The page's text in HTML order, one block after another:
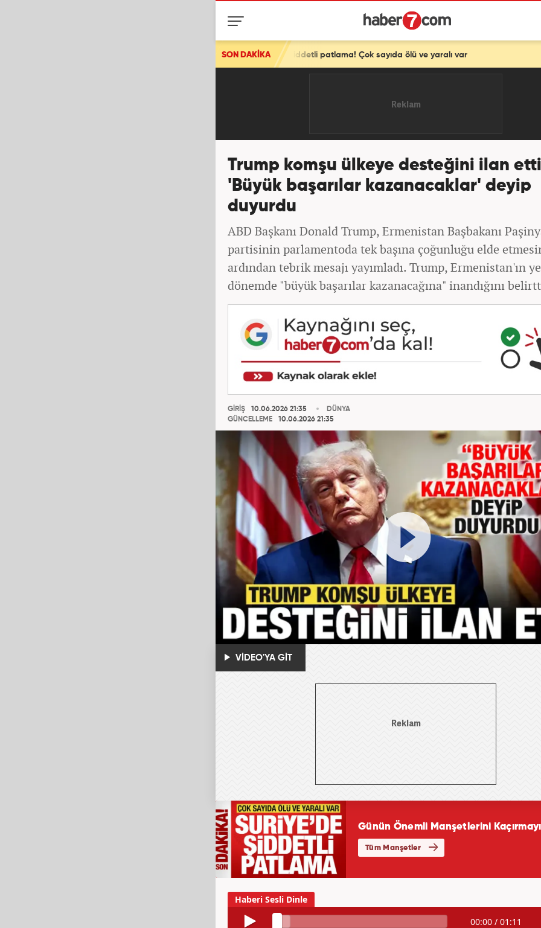
SON DAKİKA
Son dakika duyurdular! Suriye'de şiddetli patlama! Çok sayıda ölü ve yaralı var
Trump komşu ülkeye desteğini ilan
'Büyük başarılar kazanacaklar' deyip
duyurdu
ABD Başkanı Donald Trump, Ermenistan Başbakanı
partisinin parlamentoda tek başına çoğunluğu elde
ardından tebrik mesajı yayımladı. Trump, Ermenistan'ın
dönemde "büyük başarılar kazanacağına" inandığını
GİRİŞ
10.06.2026 21:35
GÜNCELLEME
10.06.2026 21:35
DÜNYA
VİDEO'YA GİT
00:00 / 01:11